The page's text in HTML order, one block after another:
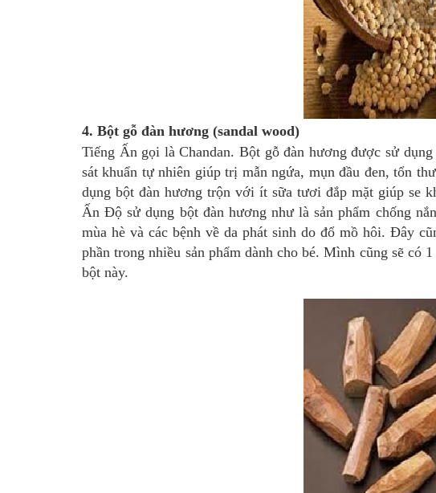
4. Bột gỗ đàn hương (sandal wood)
Tiếng Ấn gọi là Chandan. Bột gỗ đàn hương được sử
sát khuẩn tự nhiên giúp trị mẫn ngứa, mụn đầu đen, tổn
dụng bột đàn hương trộn với ít sữa tươi đắp mặt giúp se
Ấn Độ sử dụng bột đàn hương như là sản phẩm chống
mùa hè và các bệnh về da phát sinh do đổ mồ hôi. Đây
phần trong nhiều sản phẩm dành cho bé. Mình cũng sẽ có
bột này.